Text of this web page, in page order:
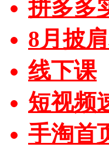
拼多多
8月披
线下课
短视频
手淘首